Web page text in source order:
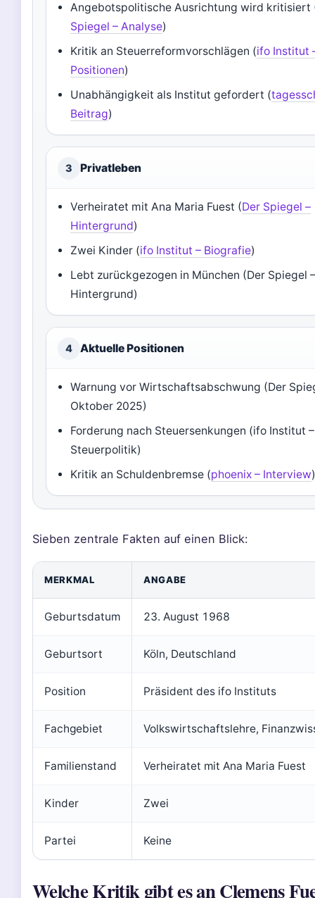
Angebotspolitische Ausrichtung wird kritisiert
Spiegel – Analyse)
Kritik an Steuerreformvorschlägen (ifo Institut
Positionen)
Unabhängigkeit als Institut gefordert (
Beitrag)
3 Privatleben
Verheiratet mit Ana Maria Fuest (Der Spiegel –
Hintergrund)
Zwei Kinder (ifo Institut – Biografie)
Lebt zurückgezogen in München (Der Spiegel
Hintergrund)
4 Aktuelle Positionen
Warnung vor Wirtschaftsabschwung (Der
Oktober 2025)
Forderung nach Steuersenkungen (ifo Institut –
Steuerpolitik)
Kritik an Schuldenbremse (phoenix – Interview
Sieben zentrale Fakten auf einen Blick:
MERKMAL ANGABE
Geburtsdatum 23. August 1968
Geburtsort Köln, Deutschland
Position Präsident des ifo Instituts
Fachgebiet Volkswirtschaftslehre,
Familienstand Verheiratet mit Ana Maria Fuest
Kinder Zwei
Partei Keine
Welche Kritik gibt es an Clemens